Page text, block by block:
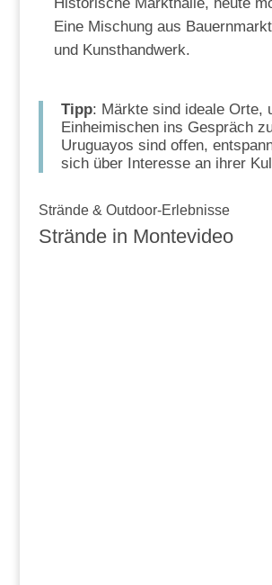
Eine Mischung aus
und Kunsthandwerk.
Tipp: Märkte sind ideale Orte,
Einheimischen ins Gespräch
Uruguayos sind offen,
sich über Interesse an ihrer
Strände & Outdoor-Erlebnisse
Strände in Montevideo